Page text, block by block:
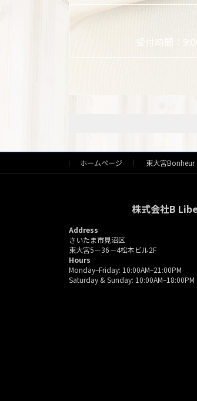
受付時間：
ホームページ 東大宮Bonheur
株式会社B
Address
さいたま市見沼区
東大宮5－36－4松本ビル2F
Hours
Monday–Friday: 10:00AM–21:00PM
Saturday & Sunday: 10:00AM–18:00PM